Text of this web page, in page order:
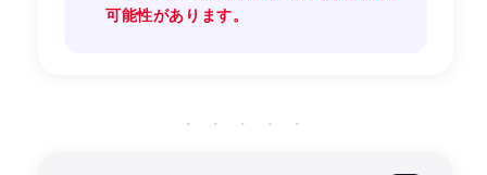
可能性があります。
· · · · ·